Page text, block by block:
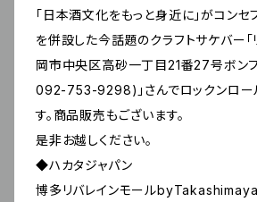
「日本酒文化をもっと身近に」がコン
を併設した今話題のクラフトサケバー「
岡市中央区高砂一丁目21番27号ボン
092-753-9298)」さんでロックンロー
す。商品販売もございます。
是非お越しください。
◆ハカタジャパン
博多リバレインモール